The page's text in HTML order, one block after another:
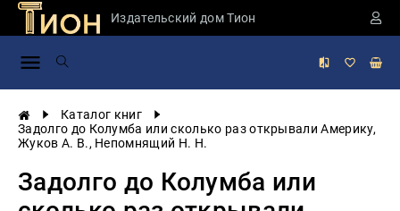
Издательский дом Тион
Каталог книг
Задолго до Колумба или сколько раз открывали Америку,
Жуков А. В., Непомнящий Н. Н.
Задолго до Колумба или
Занимательная
России
Мировая
Экономика